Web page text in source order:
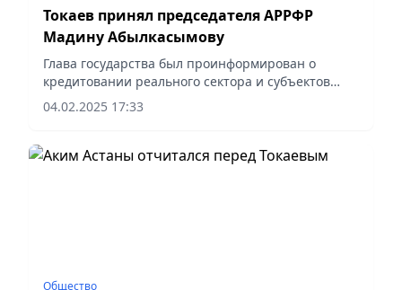
Токаев принял председателя АРРФР
Мадину Абылкасымову
Глава государства был проинформирован о
кредитовании реального сектора и субъектов
бизнеса, сообщает Vecher.kz.
04.02.2025 17:33
Общество